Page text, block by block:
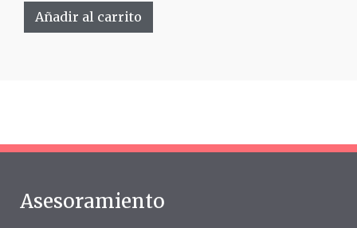
Añadir al carrito
Asesoramiento